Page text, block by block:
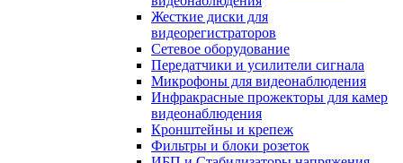
Жесткие диски для
видеорегистраторов
Сетевое оборудование
Передатчики и усилители сигнала
Микрофоны для видеонаблюдения
Инфракрасные прожекторы для камер
видеонаблюдения
Кронштейны и крепеж
Фильтры и блоки розеток